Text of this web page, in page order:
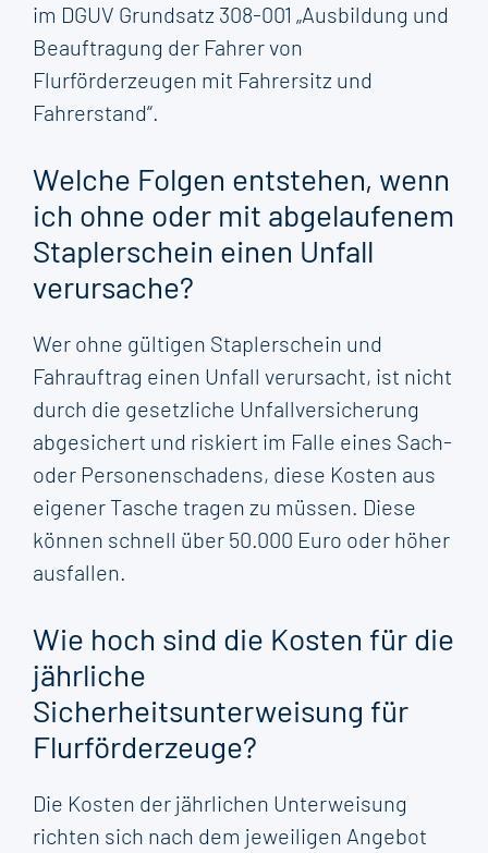
im DGUV Grundsatz 308-001 „Ausbildung und
Beauftragung der Fahrer von
Flurförderzeugen mit Fahrersitz und
Fahrerstand“.
Welche Folgen entstehen, wenn
ich ohne oder mit abgelaufenem
Staplerschein einen Unfall
verursache?
Wer ohne gültigen Staplerschein und
Fahrauftrag einen Unfall verursacht, ist nicht
durch die gesetzliche Unfallversicherung
abgesichert und riskiert im Falle eines Sach-
oder Personenschadens, diese Kosten aus
eigener Tasche tragen zu müssen. Diese
können schnell über 50.000 Euro oder höher
ausfallen.
Wie hoch sind die Kosten für die
jährliche
Sicherheitsunterweisung für
Flurförderzeuge?
Die Kosten der jährlichen Unterweisung
richten sich nach dem jeweiligen Angebot